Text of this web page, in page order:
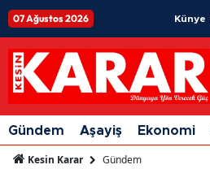
07 Ağustos 2026 Künye
Gündem Aşayiş Ekonomi
Kesin Karar Gündem